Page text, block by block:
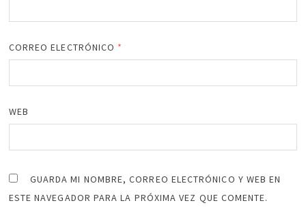
CORREO ELECTRÓNICO *
WEB
GUARDA MI NOMBRE, CORREO ELECTRÓNICO Y WEB EN
ESTE NAVEGADOR PARA LA PRÓXIMA VEZ QUE COMENTE.